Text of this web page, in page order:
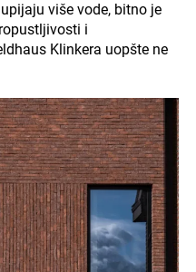
više vode, bitno je
i
Klinkera uopšte ne